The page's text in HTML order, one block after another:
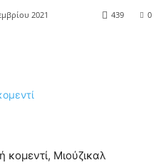
2021 0
439
κομεντί, Μιούζικαλ